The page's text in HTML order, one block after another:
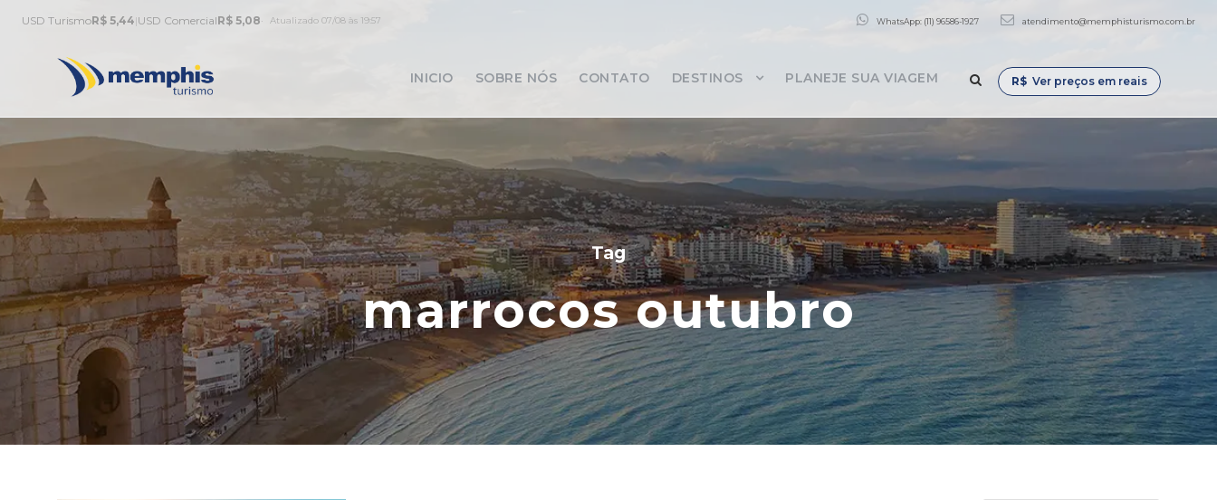
USD TurismoR$ 5,44|USD ComercialR$ 5,08 Atualizado 07/08 às 19:57 WhatsApp: (11) 96586-1927 atendimento@memphisturismo.com.br
INICIO SOBRE NÓS CONTATO DESTINOS PLANEJE SUA VIAGEM R$ Ver preços em reais
Tag
marrocos outubro